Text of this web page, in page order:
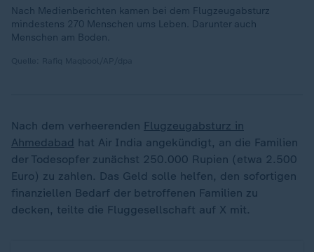
Nach Medienberichten kamen bei dem Flugzeugabsturz
mindestens 270 Menschen ums Leben. Darunter auch
Menschen am Boden.
Nach dem verheerenden Flugzeugabsturz in
Ahmedabad hat Air India angekündigt, an die Familien
der Todesopfer zunächst 250.000 Rupien (etwa 2.500
Euro) zu zahlen. Das Geld solle helfen, den sofortigen
finanziellen Bedarf der betroffenen Familien zu
decken, teilte die Fluggesellschaft auf X mit.